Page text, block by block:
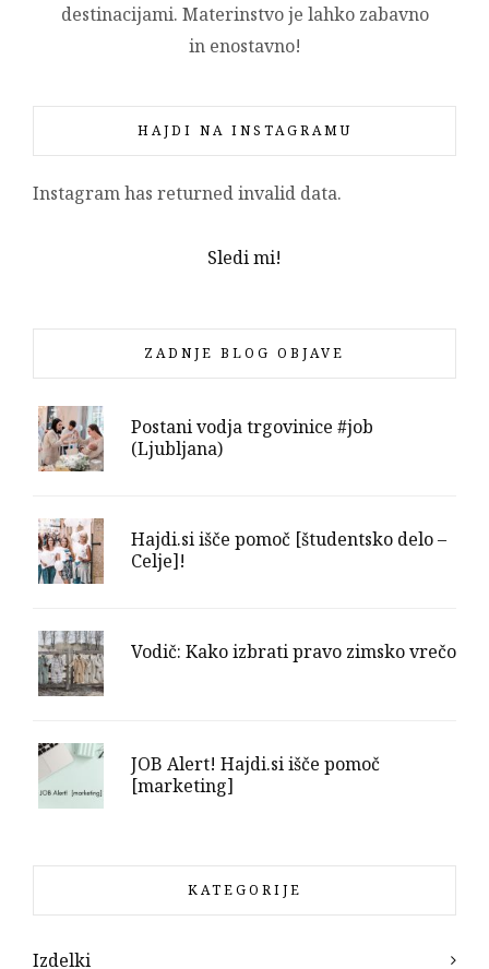
destinacijami. Materinstvo je lahko zabavno
in enostavno!
HAJDI NA INSTAGRAMU
Instagram has returned invalid data.
Sledi mi!
ZADNJE BLOG OBJAVE
Postani vodja trgovinice #job
(Ljubljana)
Hajdi.si išče pomoč [študentsko delo –
Celje]!
Vodič: Kako izbrati pravo zimsko vrečo
JOB Alert! Hajdi.si išče pomoč
[marketing]
KATEGORIJE
Izdelki